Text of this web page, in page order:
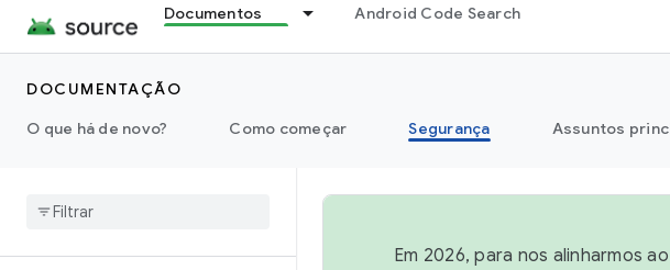
Documentos Android Code Search
DOCUMENTAÇÃO
O que há de novo?
Como começar Segurança Assuntos
Em 2026, para nos alinharmos